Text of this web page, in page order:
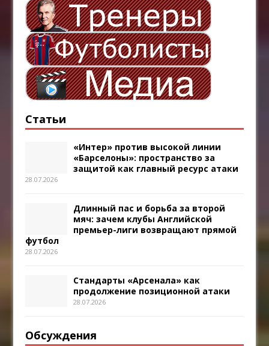
Статьи
«Интер» против высокой линии
«Барселоны»: пространство за
защитой как главный ресурс атаки
28.07.2026
Длинный пас и борьба за второй
мяч: зачем клубы Английской
премьер-лиги возвращают прямой
футбол
28.07.2026
Стандарты «Арсенала» как
продолжение позиционной атаки
28.07.2026
Обсуждения